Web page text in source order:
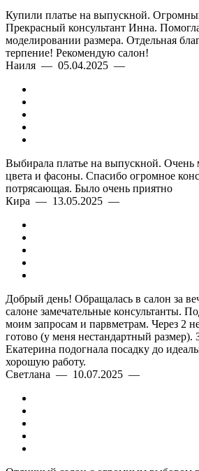
Купили платье на выпускной.
Прекрасный консультант Инна.
моделировании размера. Отдельная
терпение! Рекомендую салон!
Наиля — 05.04.2025 —
Выбирала платье на выпускной. Очень
цвета и фасоны. Спасибо огромное
потрясающая. Было очень приятно
Кира — 13.05.2025 —
Добрый день! Обращалась в салон за
салоне замечательные консультанты.
моим запросам и парвметрам. Через 2
готово (у меня нестандартный размер).
Екатерина подогнала посадку до
хорошую работу.
Светлана — 10.07.2025 —